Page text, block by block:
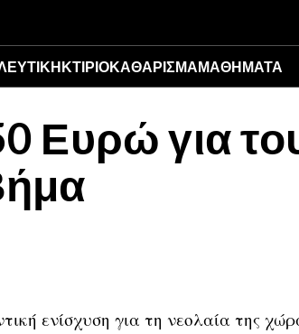
ΚΤΊΡΙΟΚΑΘΆΡΙΣΜΑΜΑΘΉΜΑΤΑ
Ευρώ για
ενίσχυση για τη νεολαία της